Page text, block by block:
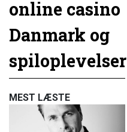
online casino
Danmark og
spiloplevelser
MEST LÆSTE